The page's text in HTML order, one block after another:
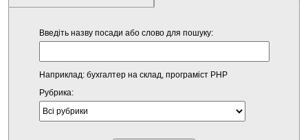
Введіть назву посади або слово для пошуку:
Наприклад: бухгалтер на склад, програміст PHP
Рубрика: